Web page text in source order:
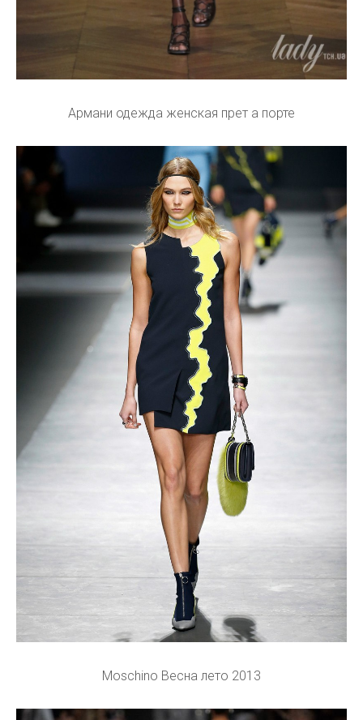
Армани одежда женская прет а порте
Moschino Весна лето 2013